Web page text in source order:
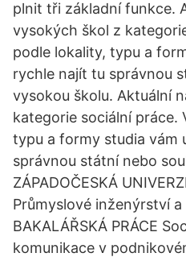
plnit tři základní funkce.
vysokých škol z
podle lokality, typu a
rychle najít tu správnou
vysokou školu. Aktuální
kategorie sociální práce.
typu a formy studia vám
správnou státní nebo
ZÁPADOČESKÁ
Průmyslové inženýrství
BAKALÁŘSKÁ PRÁCE
komunikace v